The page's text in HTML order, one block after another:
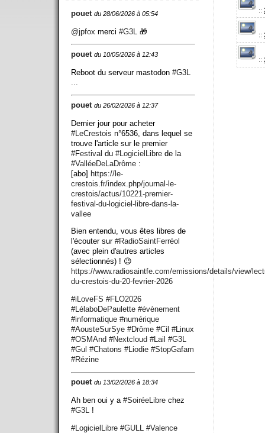
::
::
::
pouet du 28/06/2026 à 05:54
@jpfox merci #G3L 🎁
pouet du 10/05/2026 à 12:43
Reboot du serveur mastodon #G3L
pouet du 26/02/2026 à 12:37
Dernier jour pour acheter
#LeCrestois n°6536, dans lequel se
trouve l'article sur le premier
#Festival du #LogicielLibre de la
#ValléeDeLaDrôme :
[abo] https://le-
crestois.fr/index.php/journal-le-
crestois/actus/10221-premier-
festival-du-logiciel-libre-dans-la-
vallee
Bien entendu, vous êtes libres de
l'écouter sur #RadioSaintFerréol
(avec plein d'autres articles
sélectionnés) ! 😉
https://www.radiosaintfe.com/emissions/details/view/
du-crestois-du-20-fevrier-2026
#iLoveFS #FLO2026
#LélaboDePaulette #évènement
#informatique #numérique
#AousteSurSye #Drôme #Cil #Linux
#OSMAnd #Nextcloud #Lail #G3L
#Gul #Chatons #Liodie #StopGafam
#Rézine
pouet du 13/02/2026 à 18:34
Ah ben oui y a #SoiréeLibre chez
#G3L !
#LogicielLibre #GULL #Valence